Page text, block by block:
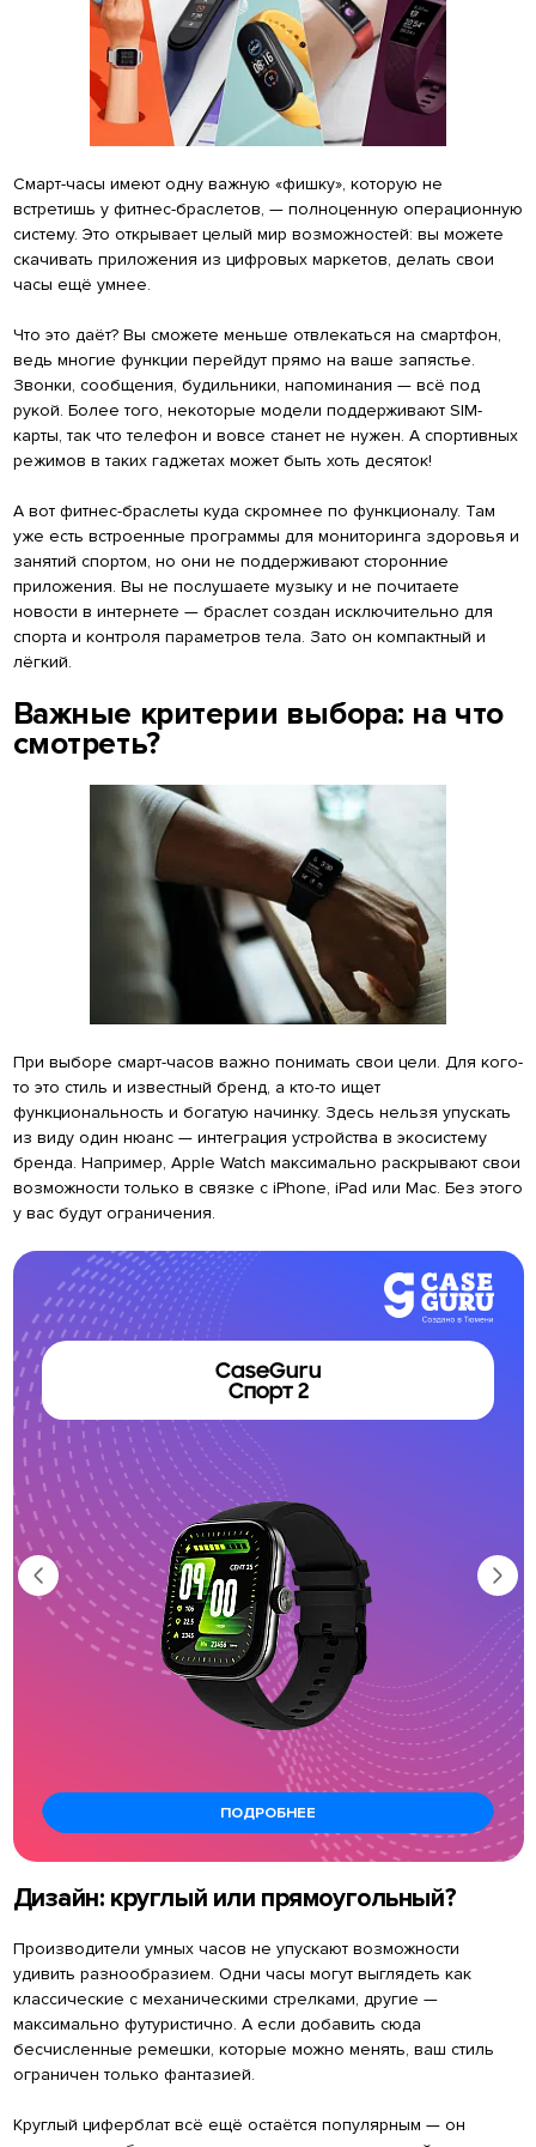
Смарт-часы имеют одну важную «фишку», которую не
встретишь у фитнес-браслетов, — полноценную операционную
систему. Это открывает целый мир возможностей: вы можете
скачивать приложения из цифровых маркетов, делать свои
часы ещё умнее.
Что это даёт? Вы сможете меньше отвлекаться на смартфон,
ведь многие функции перейдут прямо на ваше запястье.
Звонки, сообщения, будильники, напоминания — всё под
рукой. Более того, некоторые модели поддерживают SIM-
карты, так что телефон и вовсе станет не нужен. А спортивных
режимов в таких гаджетах может быть хоть десяток!
А вот фитнес-браслеты куда скромнее по функционалу. Там
уже есть встроенные программы для мониторинга здоровья и
занятий спортом, но они не поддерживают сторонние
приложения. Вы не послушаете музыку и не почитаете
новости в интернете — браслет создан исключительно для
спорта и контроля параметров тела. Зато он компактный и
лёгкий.
Важные критерии выбора: на что
смотреть?
При выборе смарт-часов важно понимать свои цели. Для кого-
то это стиль и известный бренд, а кто-то ищет
функциональность и богатую начинку. Здесь нельзя упускать
из виду один нюанс — интеграция устройства в экосистему
бренда. Например, Apple Watch максимально раскрывают свои
возможности только в связке с iPhone, iPad или Mac. Без этого
у вас будут ограничения.
CaseGuru
Спорт 2
ПОДРОБНЕЕ
Дизайн: круглый или прямоугольный?
Производители умных часов не упускают возможности
удивить разнообразием. Одни часы могут выглядеть как
классические с механическими стрелками, другие —
максимально футуристично. А если добавить сюда
бесчисленные ремешки, которые можно менять, ваш стиль
ограничен только фантазией.
Круглый циферблат всё ещё остаётся популярным — он